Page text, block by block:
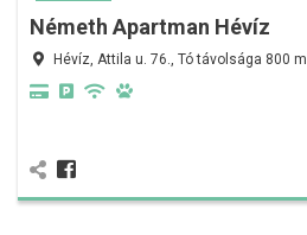
Németh Apartman Hévíz
Hévíz, Attila u. 76., Tó távolsága 800 m